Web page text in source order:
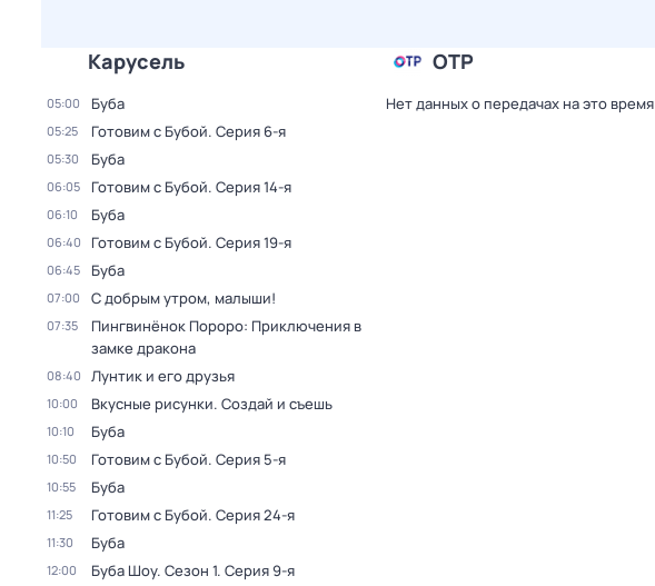
Карусель
05:00 Буба
05:25 Готовим с Бубой. Серия 6-я
05:30 Буба
06:05 Готовим с Бубой. Серия 14-я
06:10 Буба
06:40 Готовим с Бубой. Серия 19-я
06:45 Буба
07:00 С добрым утром, малыши!
07:35
Пингвинёнок Пороро: Приключения в
замке дракона
08:40 Лунтик и его друзья
10:00 Вкусные рисунки. Создай и съешь
10:10 Буба
10:50 Готовим с Бубой. Серия 5-я
10:55 Буба
11:25 Готовим с Бубой. Серия 24-я
11:30 Буба
12:00 Буба Шоу. Сезон 1. Серия 9-я
ОТР
Нет данных о передачах на это время